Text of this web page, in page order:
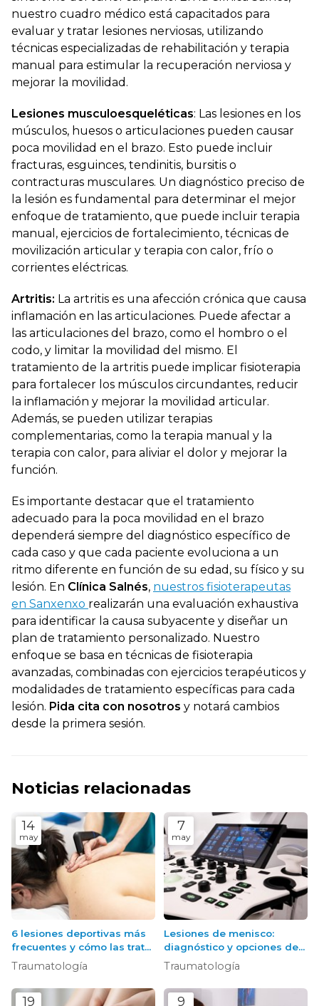
nuestro cuadro médico está capacitados para
evaluar y tratar lesiones nerviosas, utilizando
técnicas especializadas de rehabilitación y terapia
manual para estimular la recuperación nerviosa y
mejorar la movilidad.
Lesiones musculoesqueléticas: Las lesiones en los
músculos, huesos o articulaciones pueden causar
poca movilidad en el brazo. Esto puede incluir
fracturas, esguinces, tendinitis, bursitis o
contracturas musculares. Un diagnóstico preciso de
la lesión es fundamental para determinar el mejor
enfoque de tratamiento, que puede incluir terapia
manual, ejercicios de fortalecimiento, técnicas de
movilización articular y terapia con calor, frío o
corrientes eléctricas.
Artritis: La artritis es una afección crónica que causa
inflamación en las articulaciones. Puede afectar a
las articulaciones del brazo, como el hombro o el
codo, y limitar la movilidad del mismo. El
tratamiento de la artritis puede implicar fisioterapia
para fortalecer los músculos circundantes, reducir
la inflamación y mejorar la movilidad articular.
Además, se pueden utilizar terapias
complementarias, como la terapia manual y la
terapia con calor, para aliviar el dolor y mejorar la
función.
Es importante destacar que el tratamiento
adecuado para la poca movilidad en el brazo
dependerá siempre del diagnóstico específico de
cada caso y que cada paciente evoluciona a un
ritmo diferente en función de su edad, su físico y su
lesión. En Clínica Salnés, nuestros fisioterapeutas
en Sanxenxo realizarán una evaluación exhaustiva
para identificar la causa subyacente y diseñar un
plan de tratamiento personalizado. Nuestro
enfoque se basa en técnicas de fisioterapia
avanzadas, combinadas con ejercicios terapéuticos y
modalidades de tratamiento específicas para cada
lesión. Pida cita con nosotros y notará cambios
desde la primera sesión.
Noticias relacionadas
14
may
6 lesiones deportivas más
frecuentes y cómo las trata
el traumatólogo
Traumatología
7
may
Lesiones de menisco:
diagnóstico y opciones de
tratamiento
Traumatología
19 9